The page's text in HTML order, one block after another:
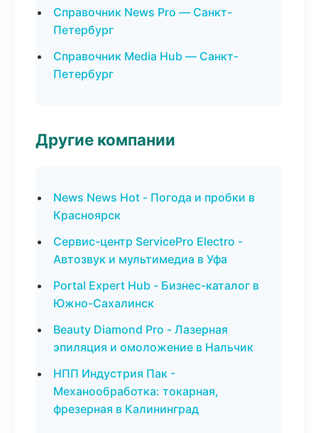
Справочник News Pro — Санкт-
Петербург
Справочник Media Hub — Санкт-
Петербург
Другие компании
News News Hot - Погода и пробки в
Красноярск
Сервис-центр ServicePro Electro -
Автозвук и мультимедиа в Уфа
Portal Expert Hub - Бизнес-каталог в
Южно-Сахалинск
Beauty Diamond Pro - Лазерная
эпиляция и омоложение в Нальчик
НПП Индустрия Пак -
Механообработка: токарная,
фрезерная в Калининград